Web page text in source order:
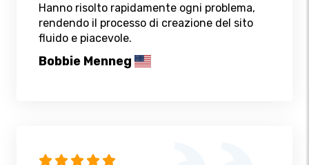
Hanno risolto rapidamente ogni problema,
rendendo il processo di creazione del sito
fluido e piacevole.
Bobbie Menneg